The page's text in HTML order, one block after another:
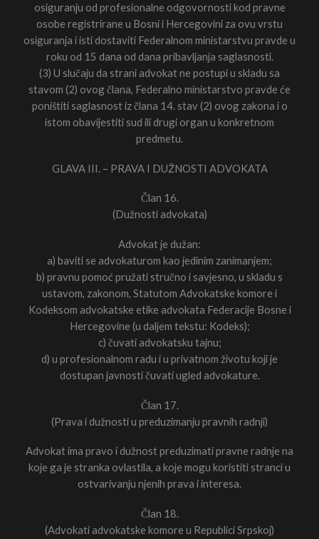
osiguranju od profesionalne odgovornosti kod pravne
osobe registrirane u Bosni i Hercegovini za ovu vrstu
osiguranja i isti dostaviti Federalnom ministarstvu pravde u
roku od 15 dana od dana pribavljanja saglasnosti.
(3) U slučaju da strani advokat ne postupi u skladu sa
stavom (2) ovog člana, Federalno ministarstvo pravde će
poništiti saglasnost iz člana 14. stav (2) ovog zakona i o
istom obavijestiti sud ili drugi organ u konkretnom
predmetu.
GLAVA III. – PRAVA I DUŽNOSTI ADVOKATA
Član 16.
(Dužnosti advokata)
Advokat je dužan:
a) baviti se advokaturom kao jedinim zanimanjem;
b) pravnu pomoć pružati stručno i savjesno, u skladu s
ustavom, zakonom, Statutom Advokatske komore i
Kodeksom advokatske etike advokata Federacije Bosne i
Hercegovine (u daljem tekstu: Kodeks);
c) čuvati advokatsku tajnu;
d) u profesionalnom radu i u privatnom životu koji je
dostupan javnosti čuvati ugled advokature.
Član 17.
(Prava i dužnosti u preduzimanju pravnih radnji)
Advokat ima pravo i dužnost preduzimati pravne radnje na
koje ga je stranka ovlastila, a koje mogu koristiti stranci u
ostvarivanju njenih prava i interesa.
Član 18.
(Advokati advokatske komore u Republici Srpskoj)